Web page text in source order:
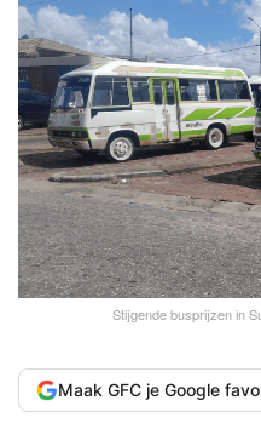
Stijgende busprijzen in
Maak GFC je Google